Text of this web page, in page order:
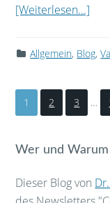
[Weiterlesen...]
Allgemein, Blog,
1 2 3 …
Wer und Warum
Dieser Blog von